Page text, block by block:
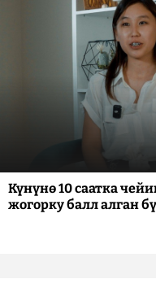
Күнүнө 10 саатка
жогорку балл алган